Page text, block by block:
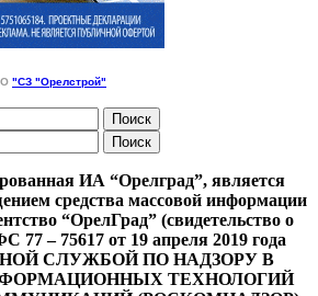
"СЗ "Орелстрой"
ИА “Орелград”, является
средства массовой информации
“ОрелГрад” (свидетельство о
– 75617 от 19 апреля 2019 года
СЛУЖБОЙ ПО НАДЗОРУ В
ТЕХНОЛОГИЙ